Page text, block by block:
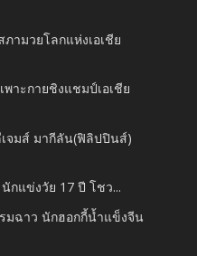
ามวยโลกแห่งเอเชีย
พาะกายชิงแชมป์เอเชีย
จมส์ มากีลัน(ฟิลิปปินส์)
นักแข่งวัย​ 17​ ​ปี โชว...
มฉาว นักฮอกกี้น้ำแข็งจีน